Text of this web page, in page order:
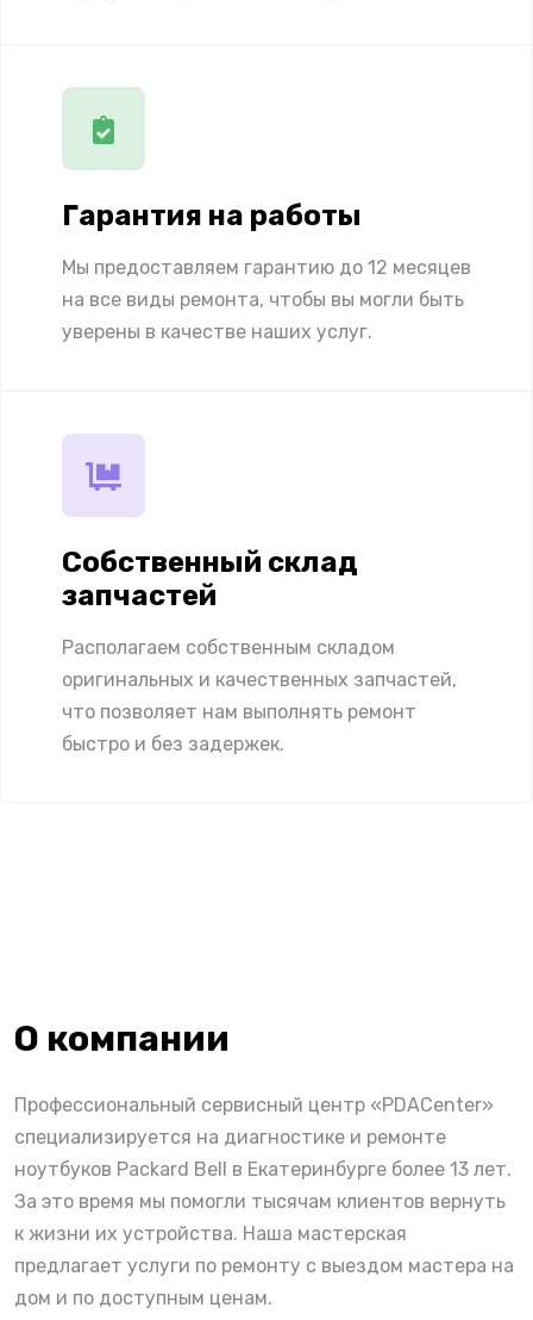
Гарантия на работы
Мы предоставляем гарантию до 12 месяцев
на все виды ремонта, чтобы вы могли быть
уверены в качестве наших услуг.
Собственный склад
запчастей
Располагаем собственным складом
оригинальных и качественных запчастей,
что позволяет нам выполнять ремонт
быстро и без задержек.
О компании
Профессиональный сервисный центр «PDACenter»
специализируется на диагностике и ремонте
ноутбуков Packard Bell в Екатеринбурге более 13 лет.
За это время мы помогли тысячам клиентов вернуть
к жизни их устройства. Наша мастерская
предлагает услуги по ремонту с выездом мастера на
дом и по доступным ценам.